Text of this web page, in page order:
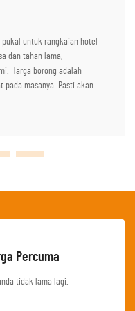
untuk rangkaian hotel
dan tahan lama,
Harga borong adalah
pada masanya. Pasti akan
Percuma
tidak lama lagi.